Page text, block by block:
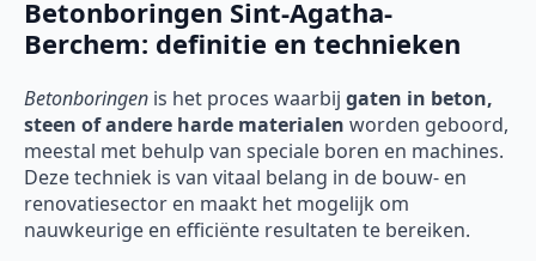
Betonboringen Sint-Agatha-
Berchem: definitie en technieken
Betonboringen is het proces waarbij gaten in beton,
steen of andere harde materialen worden geboord,
meestal met behulp van speciale boren en machines.
Deze techniek is van vitaal belang in de bouw- en
renovatiesector en maakt het mogelijk om
nauwkeurige en efficiënte resultaten te bereiken.